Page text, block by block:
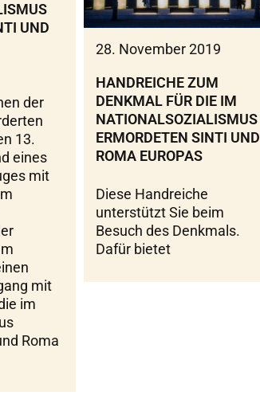
UND
der
13.
eines
mit
mit
im
Roma
28. November 2019
HANDREICHE ZUM
DENKMAL FÜR DIE IM
NATIONALSOZIALISMUS
ERMORDETEN SINTI UND
ROMA EUROPAS
Diese Handreiche
unterstützt Sie beim
Besuch des Denkmals.
Dafür bietet